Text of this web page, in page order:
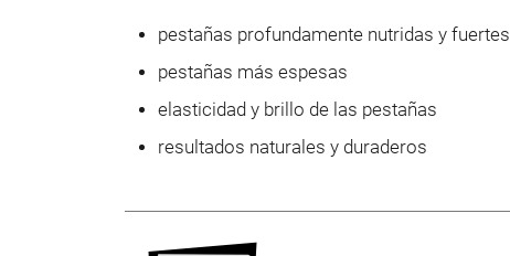
pestañas profundamente nutridas y fuertes
pestañas más espesas
elasticidad y brillo de las pestañas
resultados naturales y duraderos